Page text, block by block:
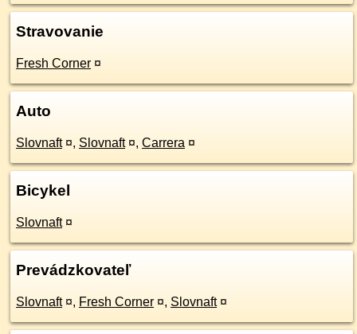
Stravovanie
Fresh Corner ¤
Auto
Slovnaft ¤, Slovnaft ¤, Carrera ¤
Bicykel
Slovnaft ¤
Prevádzkovateľ
Slovnaft ¤, Fresh Corner ¤, Slovnaft ¤